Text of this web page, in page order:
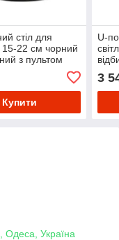
стіл для
15-22 см чорний
з пультом
Купити
U-
3
Одеса, Україна